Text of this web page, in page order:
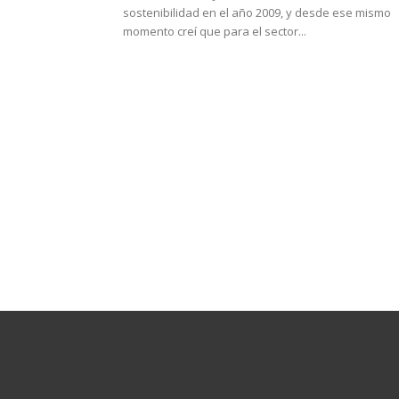
sostenibilidad en el año 2009, y desde ese mismo
momento creí que para el sector...